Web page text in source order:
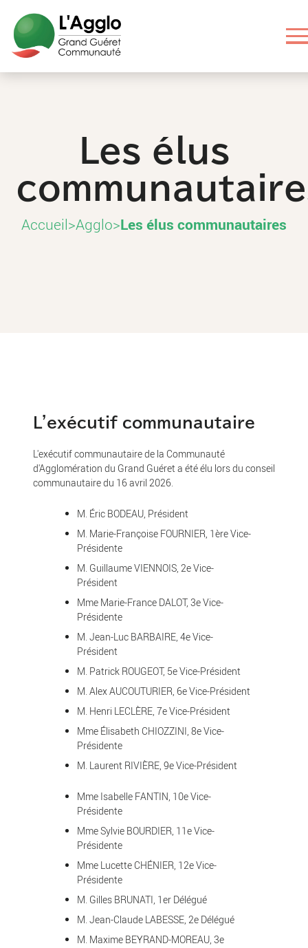
contenu
principal
menu
principal
liens
utiles
pied
page
Les élus
Accueil>Agglo>Les élus communautaires
L'exécutif communautaire
L'exécutif communautaire de la Communauté
d'Agglomération du Grand Guéret a été élu lors du conseil
communautaire du 16 avril 2026.
M. Éric BODEAU, Président
M. Marie-Françoise FOURNIER, 1ère Vice-
Présidente
M. Guillaume VIENNOIS, 2e Vice-
Président
Mme Marie-France DALOT, 3e Vice-
Présidente
M. Jean-Luc BARBAIRE, 4e Vice-
Président
M. Patrick ROUGEOT, 5e Vice-Président
M. Alex AUCOUTURIER, 6e Vice-Président
M. Henri LECLÈRE, 7e Vice-Président
Mme Élisabeth CHIOZZINI, 8e Vice-
Présidente
M. Laurent RIVIÈRE, 9e Vice-Président
Mme Isabelle FANTIN, 10e Vice-
Présidente
Mme Sylvie BOURDIER, 11e Vice-
Présidente
Mme Lucette CHÉNIER, 12e Vice-
Présidente
M. Gilles BRUNATI, 1er Délégué
M. Jean-Claude LABESSE, 2e Délégué
M. Maxime BEYRAND-MOREAU, 3e